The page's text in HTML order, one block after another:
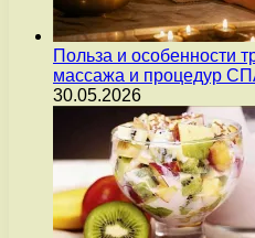
Польза и особенности
массажа и процедур
30.05.2026